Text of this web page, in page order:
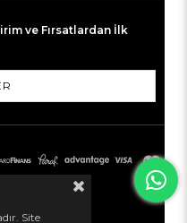
ve Fırsatlardan İlk
Site